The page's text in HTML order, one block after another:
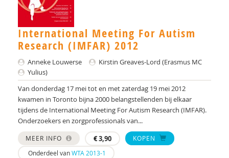
Rotterdam
Yulius)
J.H.W. (Jorgen) Mous
PhD* | Instituut voor Psychologie
PhD | Promotores: prof. dr. J.K. Buitelaar;prof dr.
R.J. van der Gaag. Co-promotor: Dr. N.N.J.
Lambregts-Rommelse
Drs. A . van der Sijde
International Meeting For Autism
Research (IMFAR) 2012
Anneke Louwerse
Kirstin Greaves-Lord (Erasmus MC
Yulius)
Van donderdag 17 mei tot en met zaterdag 19 mei 2012
kwamen in Toronto bijna 2000 belangstellenden bij elkaar
tijdens de International Meeting For Autism Research (IMFAR).
Onderzoekers en zorgprofessionals van...
MEER INFO €3,90
KOPEN
Onderdeel vanWTA 2013-1